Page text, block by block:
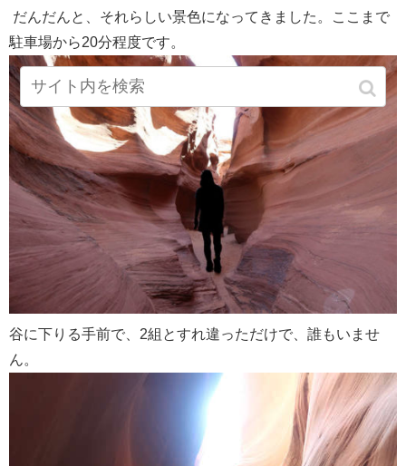
だんだんと、それらしい景色になってきました。ここまで
駐車場から20分程度です。
谷に下りる手前で、2組とすれ違っただけで、誰もいませ
ん。